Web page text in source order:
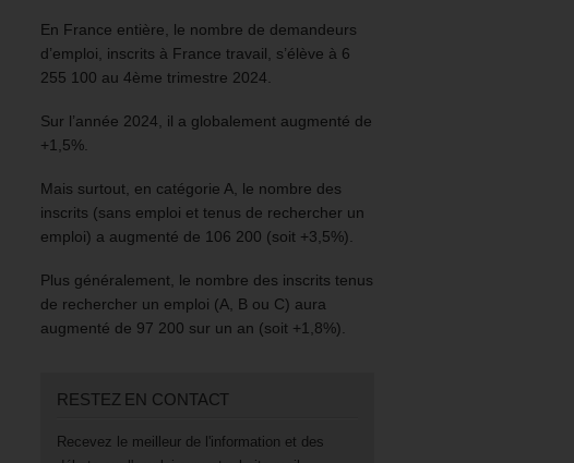
En France entière, le nombre de demandeurs
d’emploi, inscrits à France travail, s’élève à 6
255 100 au 4ème trimestre 2024.
Sur l’année 2024, il a globalement augmenté de
+1,5%.
Mais surtout, en catégorie A, le nombre des
inscrits (sans emploi et tenus de rechercher un
emploi) a augmenté de 106 200 (soit +3,5%).
Plus généralement, le nombre des inscrits tenus
de rechercher un emploi (A, B ou C) aura
augmenté de 97 200 sur un an (soit +1,8%).
RESTEZ EN CONTACT
Recevez le meilleur de l'information et des